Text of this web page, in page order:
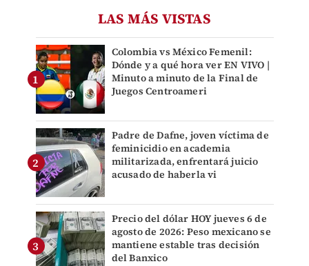
LAS MÁS VISTAS
Colombia vs México Femenil:
Dónde y a qué hora ver EN VIVO |
Minuto a minuto de la Final de
Juegos Centroameri
Padre de Dafne, joven víctima de
feminicidio en academia
militarizada, enfrentará juicio
acusado de haberla vi
Precio del dólar HOY jueves 6 de
agosto de 2026: Peso mexicano se
mantiene estable tras decisión
del Banxico